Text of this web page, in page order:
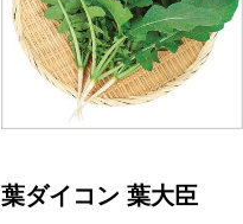
葉ダイコン 葉大臣